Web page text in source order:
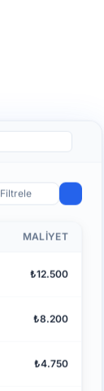
Filtrele
MALIYET
₺12.500
₺8.200
₺4.750